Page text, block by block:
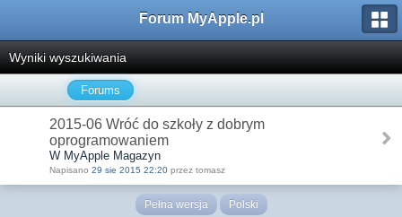
Forum MyApple.pl
Wyniki wyszukiwania
Forums
2015-06 Wróć do szkoły z dobrym
oprogramowaniem
W MyApple Magazyn
Napisano 29 sie 2015 22:20 przez tomasz
Pełna wersja Polski